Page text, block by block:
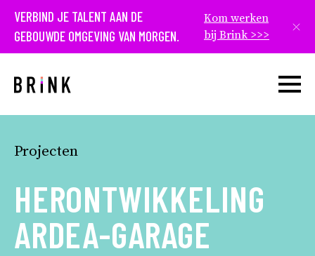
VERBIND JE TALENT AAN DE
GEBOUWDE OMGEVING VAN MORGEN.
Kom werken
bij Brink >>>
Open
Projecten
HERONTWIKKELING
ARDEA-GARAGE